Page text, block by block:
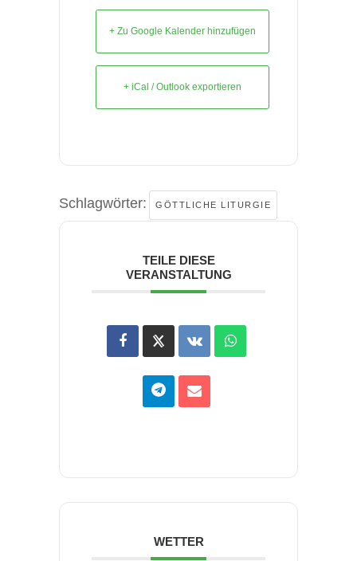
+ Zu Google Kalender hinzufügen
+ iCal / Outlook exportieren
Schlagwörter: GÖTTLICHE LITURGIE
TEILE DIESE
VERANSTALTUNG
WETTER